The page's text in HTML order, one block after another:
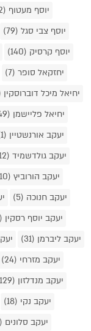
יוסף מעטוף (32)
יוסף צבי סגל (79)
יוסף קרסיק (140)
יחזקאל סופר (7)
יחיאל מיכל דוברוסקין
יחיאל פליישמן (49)
יעקב אורנשטיין (1)
יעקב גולדשמיד (112)
יעקב הורוביץ (10)
יעקב חנוכה (5)
יעקב יוסף רסקין
יעקב ליברמן (31)
יעקב מזרחי (24)
יעקב מנדלזון (129)
יעקב נקי (18)
יעקב סלונים (73)